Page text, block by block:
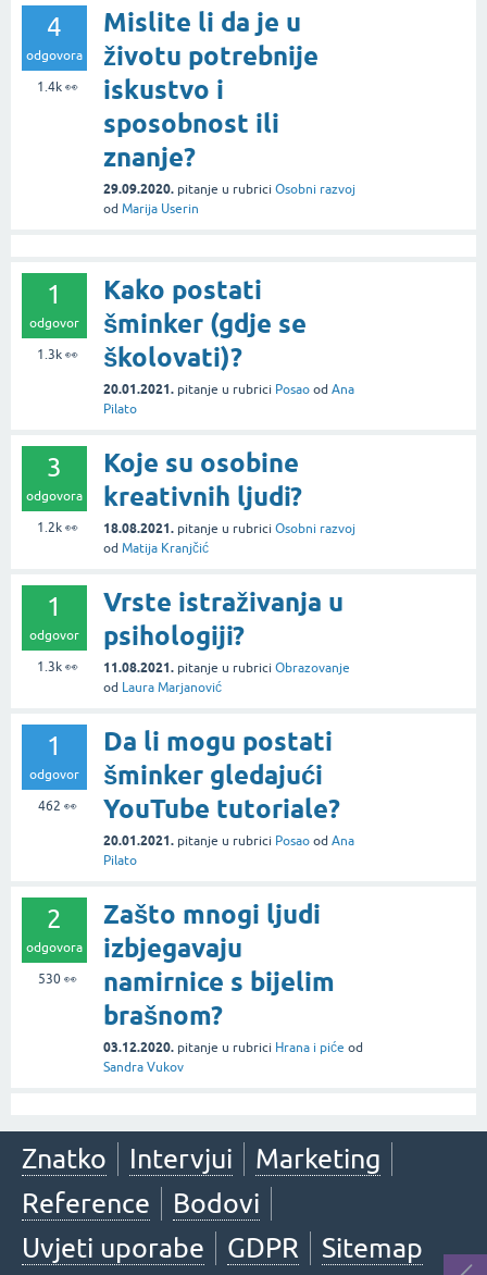
4
odgovora
1.4k👀
Mislite li da je u
životu potrebnije
iskustvo i
sposobnost ili
znanje?
29.09.2020. pitanje u rubrici Osobni razvoj
od Marija Userin
1
odgovor
1.3k👀
Kako postati
šminker (gdje se
školovati)?
20.01.2021. pitanje u rubrici Posao od Ana
Pilato
3
odgovora
1.2k👀
Koje su osobine
kreativnih ljudi?
18.08.2021. pitanje u rubrici Osobni razvoj
od Matija Kranjčić
1
odgovor
1.3k👀
Vrste istraživanja u
psihologiji?
11.08.2021. pitanje u rubrici Obrazovanje
od Laura Marjanović
1
odgovor
462 👀
Da li mogu postati
šminker gledajući
YouTube tutoriale?
20.01.2021. pitanje u rubrici Posao od Ana
Pilato
2
odgovora
530👀
Zašto mnogi ljudi
izbjegavaju
namirnice s bijelim
brašnom?
03.12.2020. pitanje u rubrici Hrana i piće od
Sandra Vukov
Znatko Intervjui
Marketing
Reference
Bodovi
Uvjeti uporabe
GDPR Sitemap